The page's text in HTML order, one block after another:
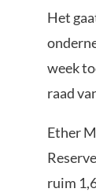
Het
week
raad
Ether
ruim